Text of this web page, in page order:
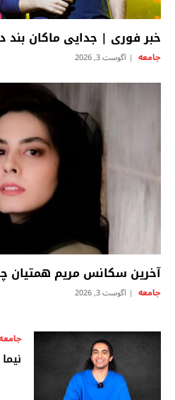
خبر فوری | جدایی ماکان بند
جامعه آگوست 3, 2026
آخرین سکانس مریم همتیان
جامعه آگوست 3, 2026